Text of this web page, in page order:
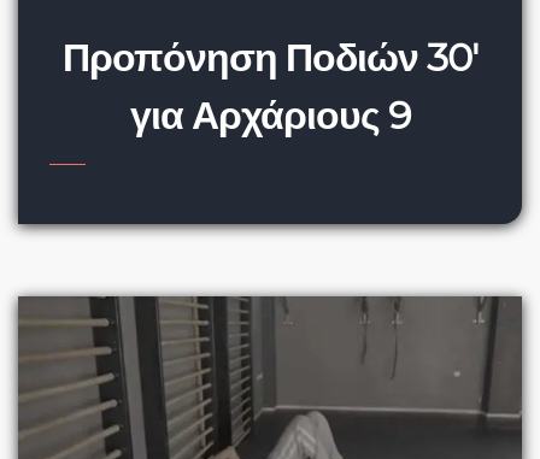
Προπόνηση Ποδιών 30′
για Αρχάριους 9